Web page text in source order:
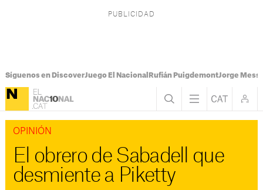
Síguenos en DiscoverJuego El Nacional Rufián PuigdemontJorge Messi
OPINIÓN
El obrero de Sabadell que
desmiente a Piketty